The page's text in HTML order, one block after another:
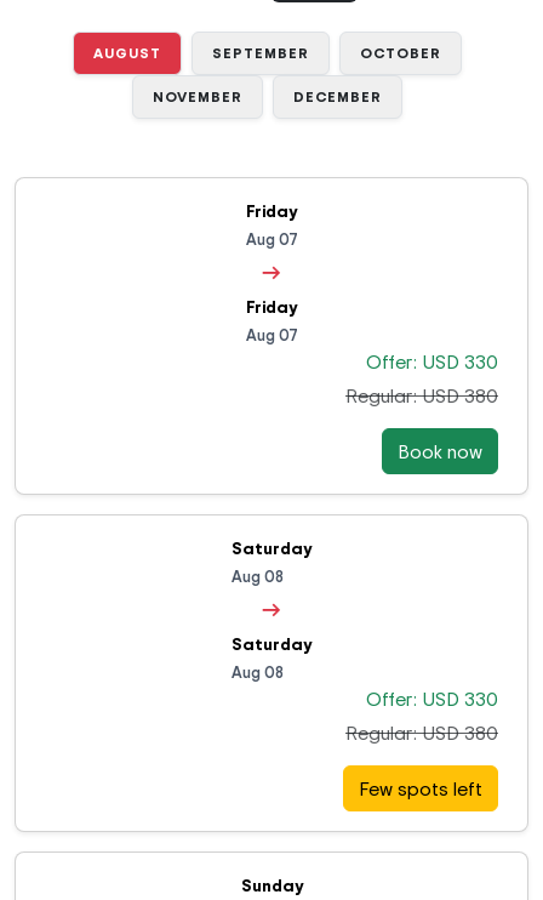
AUGUST SEPTEMBER OCTOBER
NOVEMBER DECEMBER
Friday
Aug 07
→
Friday
Aug 07
Offer: USD 330
Regular: USD 380
Book now
Saturday
Aug 08
→
Saturday
Aug 08
Offer: USD 330
Regular: USD 380
Few spots left
Sunday